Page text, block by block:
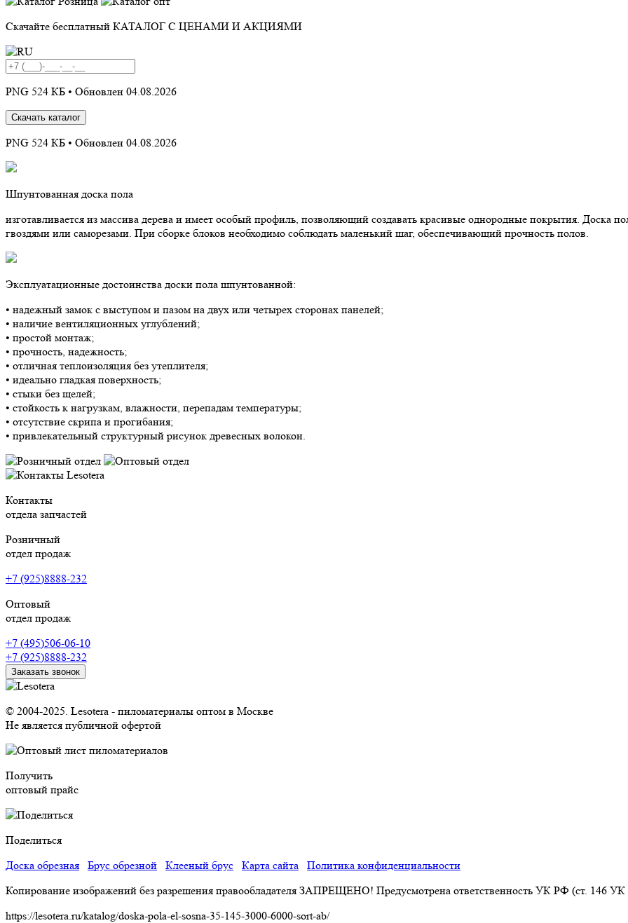
Скачайте бесплатный КАТАЛОГ С ЦЕНАМИ И АКЦИЯМИ
PNG 524 КБ • Обновлен 04.08.2026
Скачать каталог
PNG 524 КБ • Обновлен 04.08.2026
Шпунтованная доска пола
изготавливается из массива дерева и имеет особый профиль, позволяющий создавать красивые однородные покрытия. Доска
гвоздями или саморезами. При сборке блоков необходимо соблюдать маленький шаг, обеспечивающий прочность полов.
Эксплуатационные достоинства доски пола шпунтованной:
• надежный замок с выступом и пазом на двух или четырех сторонах панелей;
• наличие вентиляционных углублений;
• простой монтаж;
• прочность, надежность;
• отличная теплоизоляция без утеплителя;
• идеально гладкая поверхность;
• стыки без щелей;
• стойкость к нагрузкам, влажности, перепадам температуры;
• отсутствие скрипа и прогибания;
• привлекательный структурный рисунок древесных волокон.
Контакты
отдела запчастей
Розничный
отдел продаж
+7 (925)8888-232
Оптовый
отдел продаж
+7 (495)506-06-10
+7 (925)8888-232
Заказать звонок
© 2004-2025. Lesotera - пиломатериалы оптом в Москве
Не является публичной офертой
Получить
оптовый прайс
Поделиться
Доска обрезная
Брус обрезной Клееный брус Карта сайта
Политика конфиденциальности
Копирование изображений без разрешения правообладателя ЗАПРЕЩЕНО! Предусмотрена ответственность УК РФ (ст. 146
https://lesotera.ru/katalog/doska-pola-el-sosna-35-145-3000-6000-sort-ab/